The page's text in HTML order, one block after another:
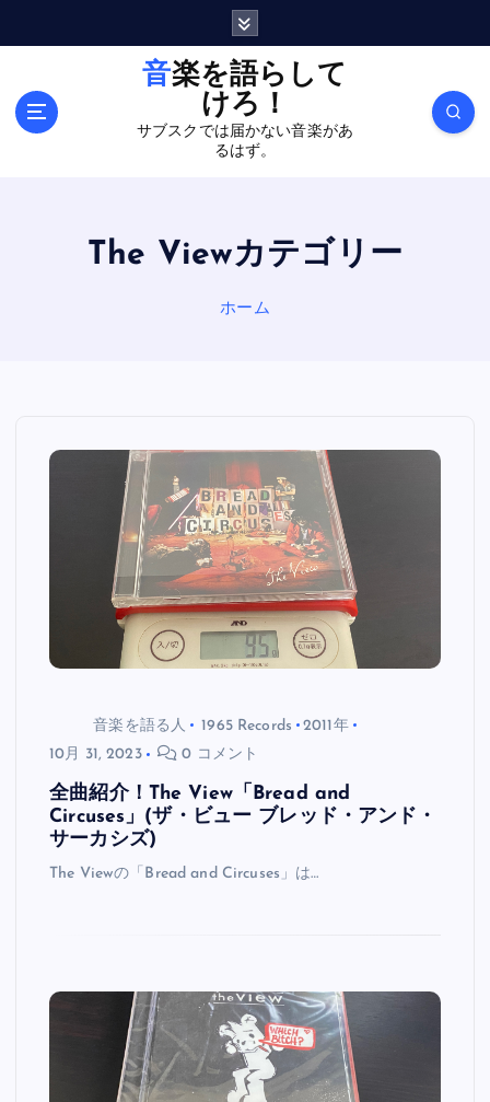
音楽を語らして
けろ！
サブスクでは届かない音楽があ
るはず。
The Viewカテゴリー
ホーム
音楽を語る人 1965 Records
2011年
10月 31, 2023
0 コメント
全曲紹介！The View「Bread and
Circuses」(ザ・ビュー ブレッド・アンド・
サーカシズ)
The Viewの「Bread and Circuses」は…